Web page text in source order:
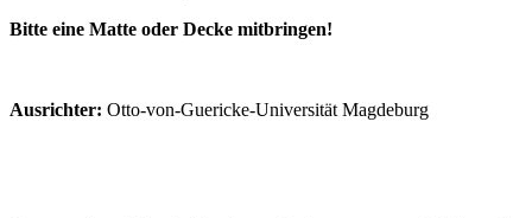
Bitte eine Matte oder Decke mitbringen!
Ausrichter: Otto-von-Guericke-Universität Magdeburg